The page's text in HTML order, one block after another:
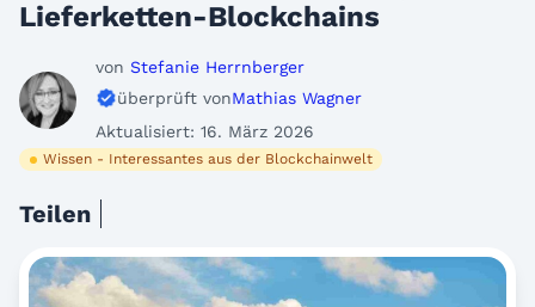
Lieferketten-Blockchains
von Stefanie Herrnberger
überprüft vonMathias Wagner
Aktualisiert: 16. März 2026
Wissen - Interessantes aus der Blockchainwelt
Teilen